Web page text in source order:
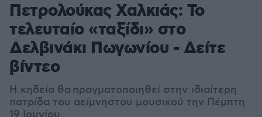
Πετρολούκας Χαλκιάς: Το
τελευταίο «ταξίδι» στο
Δελβινάκι Πωγωνίου - Δείτε
βίντεο
Η κηδεία θα πραγματοποιηθεί στην ιδιαίτερη
πατρίδα του αείμνηστου μουσικού την Πέμπτη